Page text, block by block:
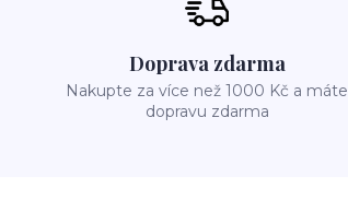
Doprava zdarma
Nakupte za více než 1000 Kč a máte
dopravu zdarma